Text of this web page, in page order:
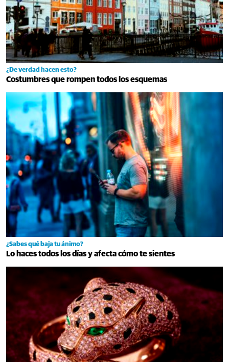
¿De verdad hacen esto?
Costumbres que rompen todos los esquemas
¿Sabes qué baja tu ánimo?
Lo haces todos los días y afecta cómo te sientes